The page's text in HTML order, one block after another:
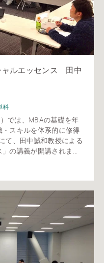
ャルエッセンス 田中
科
では、MBAの基礎を年
スキルを体系的に修得
て、田中誠和教授による
の講義が開講されま...